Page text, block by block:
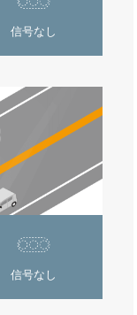
信号なし
信号なし